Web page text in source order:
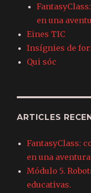
en una
Eines TIC
Insígnies de
Qui sóc
ARTICLES
FantasyClass:
en una aventura
Módulo 5.
educativas.